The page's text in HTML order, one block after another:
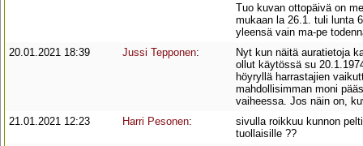
Tuo kuvan ottopäivä on
mukaan la 26.1. tuli lunta
yleensä vain ma-pe
20.01.2021 18:39
Jussi Tepponen:
Nyt kun näitä auratietoja
ollut käytössä su
höyryllä harrastajien
mahdollisimman moni
vaiheessa. Jos näin on,
21.01.2021 12:23
Harri Pesonen:
sivulla roikkuu kunnon
tuollaisille ??